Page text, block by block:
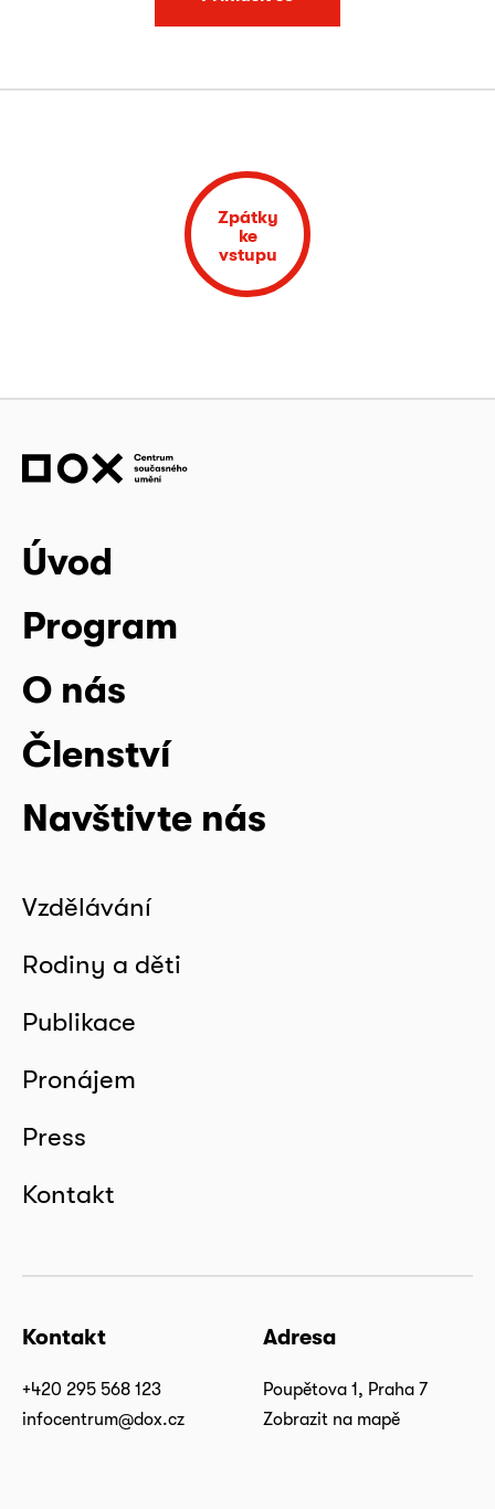
Zpátky
ke
vstupu
Úvod
Program
O nás
Členství
Navštivte nás
Vzdělávání
Rodiny a děti
Publikace
Pronájem
Press
Kontakt
Kontakt
+420 295 568 123
infocentrum@dox.cz
Adresa
Poupětova 1, Praha 7
Zobrazit na mapě